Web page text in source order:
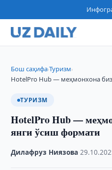
Бош саҳифа›Туризм›
HotelPro Hub — меҳмонхона
ТУРИЗМ
HotelPro Hub —
янги ўсиш формати
Дилафруз Ниязова ·